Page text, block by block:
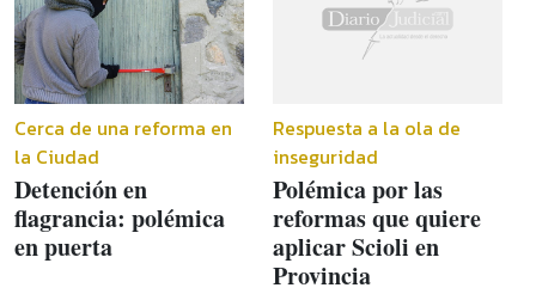
Cerca de una reforma en
la Ciudad
Detención en
flagrancia: polémica
en puerta
Respuesta a la ola de
inseguridad
Polémica por las
reformas que quiere
aplicar Scioli en
Provincia